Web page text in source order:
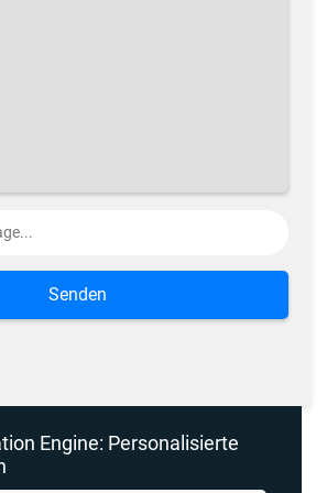
Senden
Engine: Personalisierte